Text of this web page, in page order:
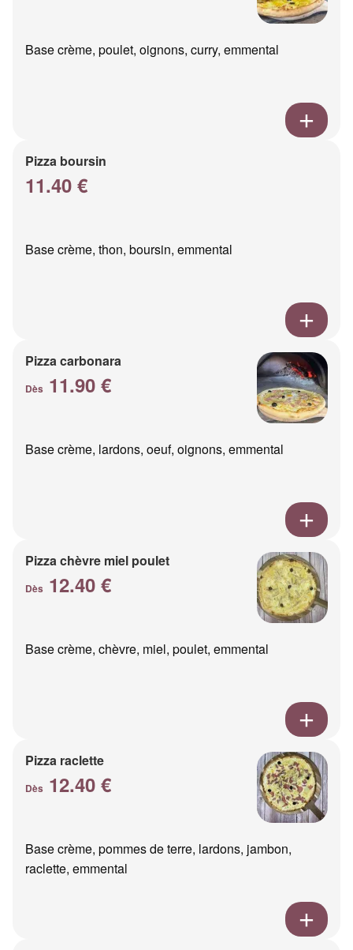
Base crème, poulet, oignons, curry, emmental
Pizza boursin
11.40 €
Base crème, thon, boursin, emmental
Pizza carbonara
Dès 11.90 €
Base crème, lardons, oeuf, oignons, emmental
Pizza chèvre miel poulet
Dès 12.40 €
Base crème, chèvre, miel, poulet, emmental
Pizza raclette
Dès 12.40 €
Base crème, pommes de terre, lardons, jambon,
raclette, emmental